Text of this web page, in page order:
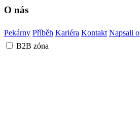
O nás
Pekárny Příběh Kariéra Kontakt Napsali
B2B zóna